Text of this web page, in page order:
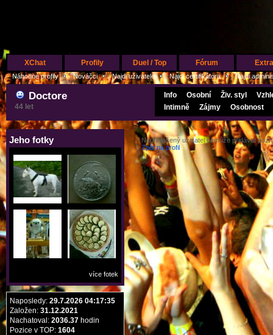
XChat Profily Duel / Top Fórum Extra
Náhodné profily Nováčci Najdi uživatele Najdi certifikátora Najdi
Doctore
44 let
Info Osobní Živ. styl
Intimně
Zájmy Osobnost
Jeho fotky
více fotek
Naposledy: 29.7.2026 04:17:35
Založen: 31.12.2021
Nachatoval: 2036.37 hodin
Pozice v TOP: 1604
Nepřihlášený uživatel nemůže přidávat
Zpět na profil